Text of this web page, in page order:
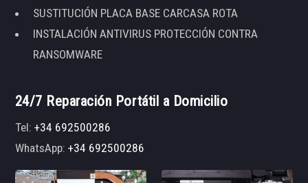
SUSTITUCIÓN PLACA BASE CARCASA ROTA
INSTALACIÓN ANTIVIRUS PROTECCIÓN CONTRA
RANSOMWARE
24/7 Reparación Portátil a Domicilio
Tel:+34 692500286
WhatsApp:+34 692500286